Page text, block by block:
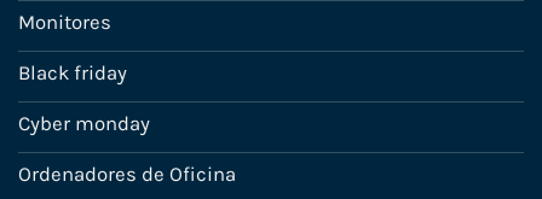
Monitores
Black friday
Cyber monday
Ordenadores de Oficina